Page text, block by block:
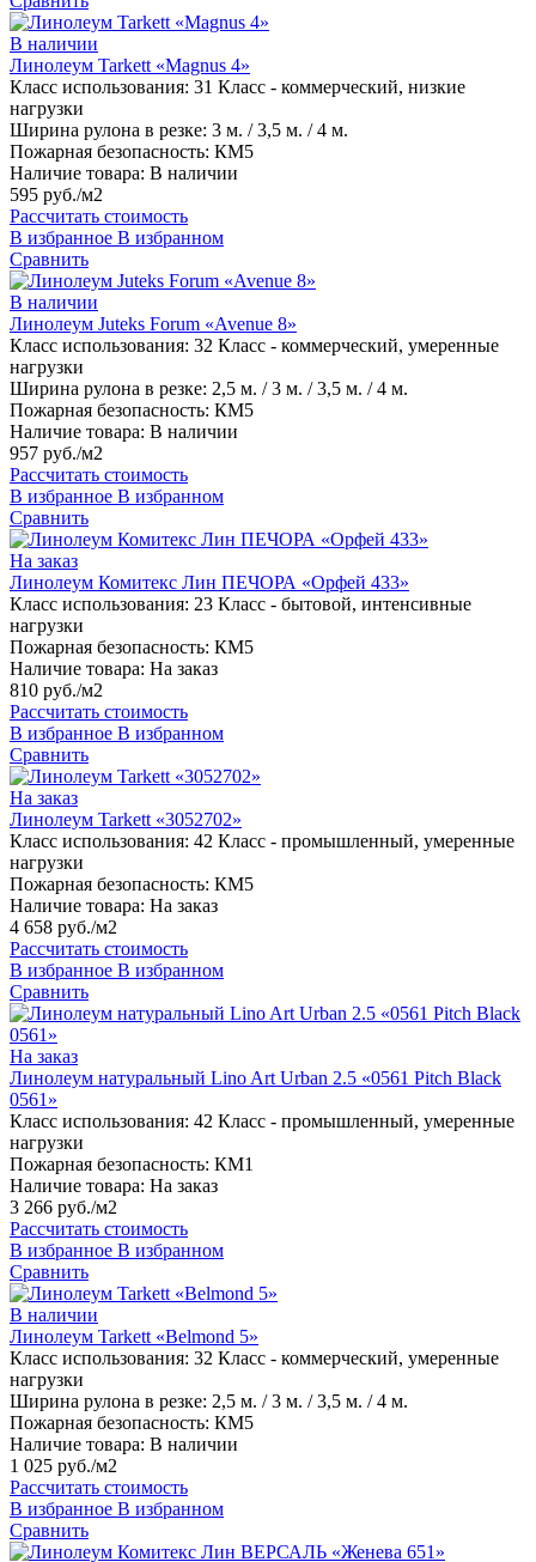
В наличии
Линолеум Tarkett «Magnus 4»
Класс использования: 31 Класс - коммерческий, низкие
нагрузки
Ширина рулона в резке: 3 м. / 3,5 м. / 4 м.
Пожарная безопасность: КМ5
Наличие товара: В наличии
595 руб./м2
Рассчитать стоимость
В избранное В избранном
Сравнить
В наличии
Линолеум Juteks Forum «Avenue 8»
Класс использования: 32 Класс - коммерческий, умеренные
нагрузки
Ширина рулона в резке: 2,5 м. / 3 м. / 3,5 м. / 4 м.
Пожарная безопасность: КМ5
Наличие товара: В наличии
957 руб./м2
Рассчитать стоимость
В избранное В избранном
Сравнить
На заказ
Линолеум Комитекс Лин ПЕЧОРА «Орфей 433»
Класс использования: 23 Класс - бытовой, интенсивные
нагрузки
Пожарная безопасность: КМ5
Наличие товара: На заказ
810 руб./м2
Рассчитать стоимость
В избранное В избранном
Сравнить
На заказ
Линолеум Tarkett «3052702»
Класс использования: 42 Класс - промышленный, умеренные
нагрузки
Пожарная безопасность: КМ5
Наличие товара: На заказ
4 658 руб./м2
Рассчитать стоимость
В избранное В избранном
Сравнить
На заказ
Линолеум натуральный Lino Art Urban 2.5 «0561 Pitch Black
0561»
Класс использования: 42 Класс - промышленный, умеренные
нагрузки
Пожарная безопасность: КМ1
Наличие товара: На заказ
3 266 руб./м2
Рассчитать стоимость
В избранное В избранном
Сравнить
В наличии
Линолеум Tarkett «Belmond 5»
Класс использования: 32 Класс - коммерческий, умеренные
нагрузки
Ширина рулона в резке: 2,5 м. / 3 м. / 3,5 м. / 4 м.
Пожарная безопасность: КМ5
Наличие товара: В наличии
1 025 руб./м2
Рассчитать стоимость
В избранное В избранном
Сравнить